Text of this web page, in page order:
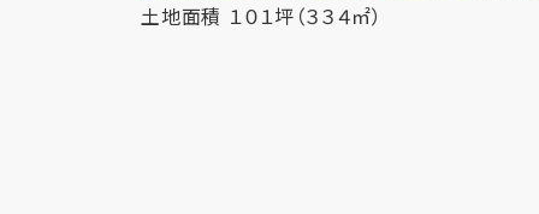
土地面積 １０１坪（３３４㎡）